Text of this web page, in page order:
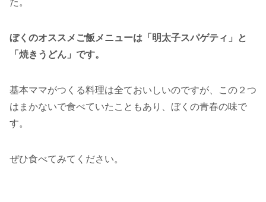
ぼくのオススメご飯メニューは「明太子スパゲティ」と
「焼きうどん」です。
基本ママがつくる料理は全ておいしいのですが、この２つ
はまかないで食べていたこともあり、ぼくの青春の味で
す。
ぜひ食べてみてください。